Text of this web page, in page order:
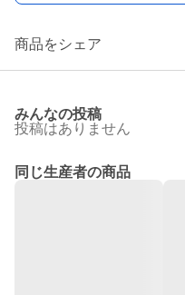
商品をシェア
みんなの投稿
投稿はありません
同じ生産者の商品